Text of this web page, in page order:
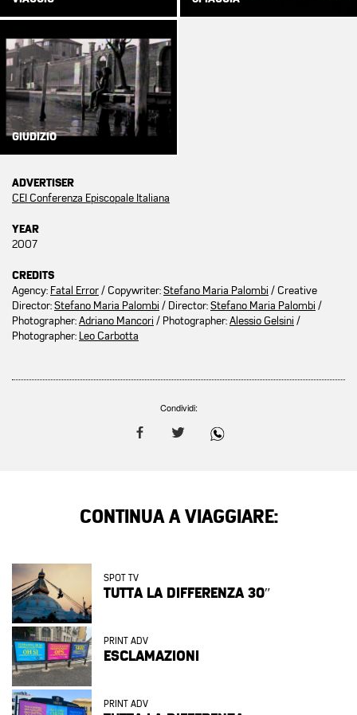
GIUDIZIO
ADVERTISER
CEI Conferenza Episcopale Italiana
YEAR
2007
CREDITS
Agency: Fatal Error/ Copywriter:Stefano Maria Palombi / Creative
Director:Stefano Maria Palombi / Director:Stefano Maria Palombi /
Photographer:Adriano Mancori / Photographer:Alessio Gelsini /
Photographer: Leo Carbotta
Condividi:
CONTINUA A VIAGGIARE:
SPOT TV
TUTTA LA DIFFERENZA 30″
PRINT ADV
ESCLAMAZIONI
PRINT ADV